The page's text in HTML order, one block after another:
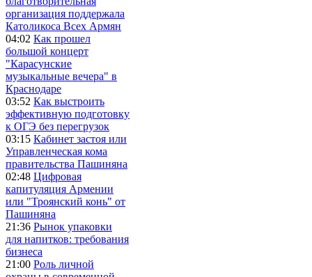
организация поддержала
Католикоса Всех Армян
04:02 Как прошел
большой концерт
"Карасунские
музыкальные вечера" в
Краснодаре
03:52 Как выстроить
эффективную подготовку
к ОГЭ без перегрузок
03:15 Кабинет застоя или
Управленческая кома
правительства Пашиняна
02:48 Цифровая
капитуляция Армении
или "Троянский конь" от
Пашиняна
21:36 Рынок упаковки
для напитков: требования
бизнеса
21:00 Роль личной